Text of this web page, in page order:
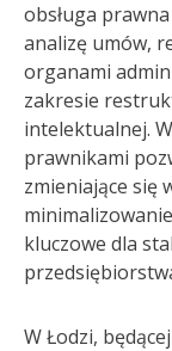
obsługa
analizę umów,
organami
zakresie
intelektualnej.
prawnikami
zmieniające się
kluczowe dla
W Łodzi,